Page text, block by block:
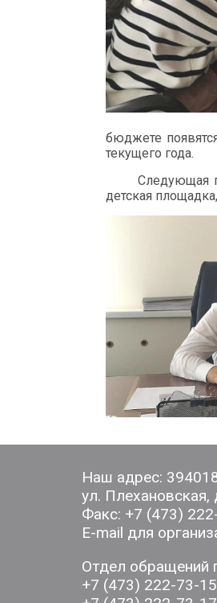
бюджете
текущего года.
Следующая
детская
Наш адрес:
ул. Плехановская,
Факс: +7 (473)
E-mail для
Отдел обращений
+7 (473) 222-73-15